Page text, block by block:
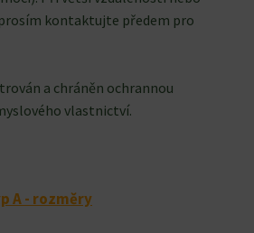
kontaktujte předem pro
a chráněn ochrannou
vlastnictví.
A - rozměry